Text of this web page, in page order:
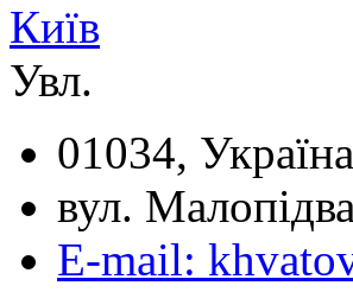
Київ
Увл.
01034,
вул.
E-mail: